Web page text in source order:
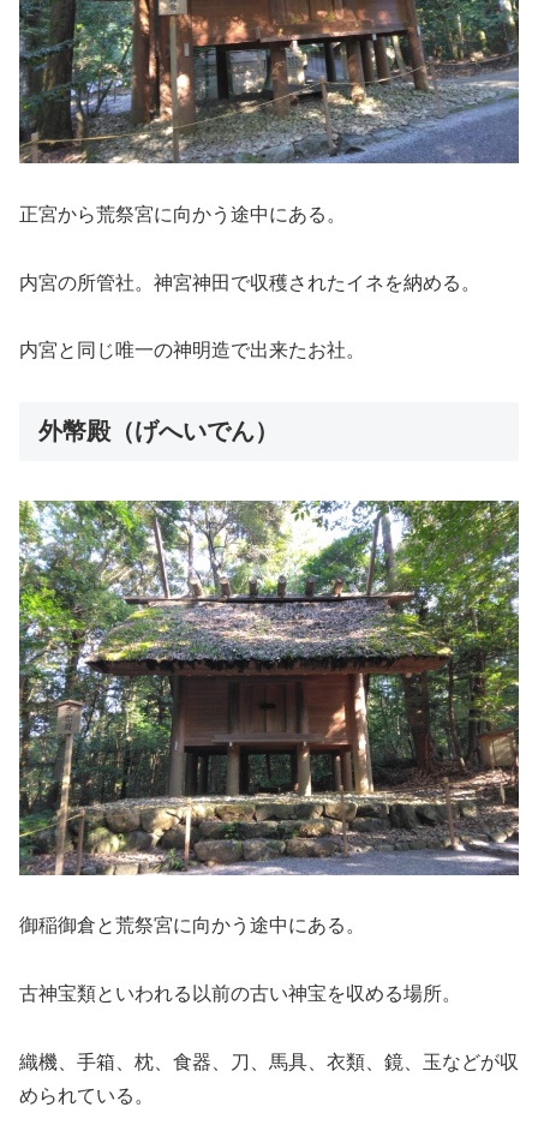
正宮から荒祭宮に向かう途中にある。
内宮の所管社。神宮神田で収穫されたイネを納める。
内宮と同じ唯一の神明造で出来たお社。
外幣殿（げへいでん）
御稲御倉と荒祭宮に向かう途中にある。
古神宝類といわれる以前の古い神宝を収める場所。
織機、手箱、枕、食器、刀、馬具、衣類、鏡、玉などが収
められている。